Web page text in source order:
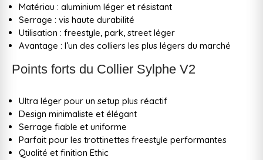
Matériau : aluminium léger et résistant
Serrage : vis haute durabilité
Utilisation : freestyle, park, street léger
Avantage : l’un des colliers les plus légers du marché
Points forts du Collier Sylphe V2
Ultra léger pour un setup plus réactif
Design minimaliste et élégant
Serrage fiable et uniforme
Parfait pour les trottinettes freestyle performantes
Qualité et finition Ethic